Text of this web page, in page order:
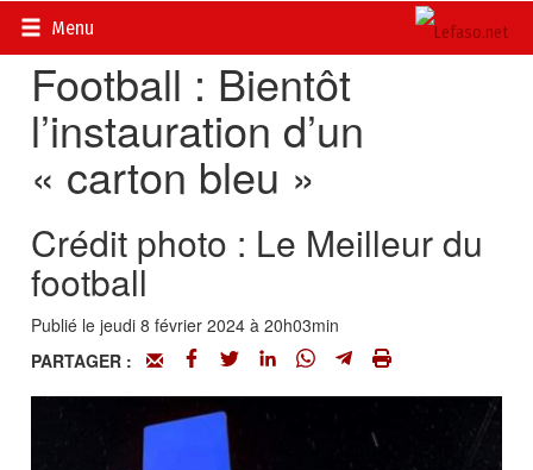
Menu
Accueil>
Football : Bientôt
l’instauration d’un
« carton bleu »
Crédit photo : Le Meilleur du
football
Publié le jeudi 8 février 2024 à 20h03min
PARTAGER :